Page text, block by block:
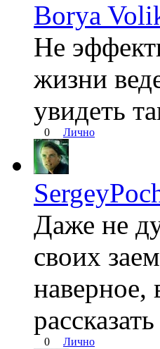
Borya
Не
жизни
увидеть
0 Лично
Даже не
своих
наверное,
0 Лично